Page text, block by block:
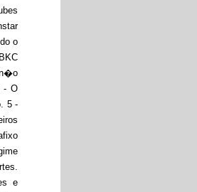
o
- O
5 -
e